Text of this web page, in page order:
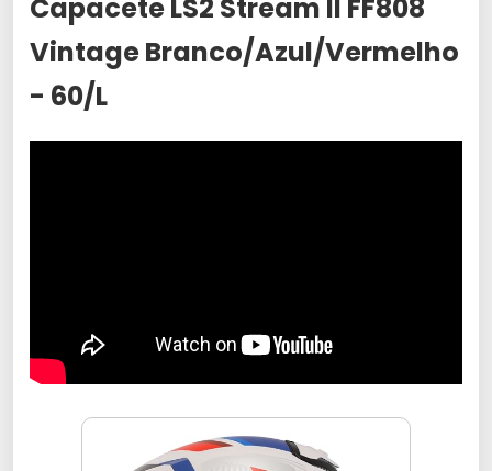
Capacete LS2 Stream II FF808
Vintage Branco/Azul/Vermelho
- 60/L